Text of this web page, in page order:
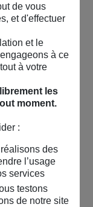
de vous
et d'effectuer
et le
à ce
à votre
les
moment.
:
des
l’usage
services
testons
de notre site